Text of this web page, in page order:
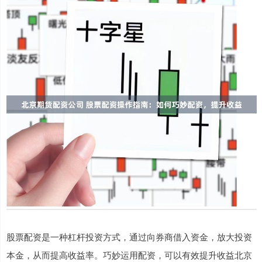
股票配资是一种杠杆投资方式，通过向券商借入资金，放大投资
本金，从而提高收益率。巧妙运用配资，可以有效提升收益北京